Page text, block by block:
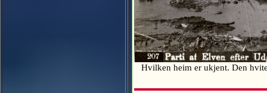
Hvilken heim er ukjent. Den